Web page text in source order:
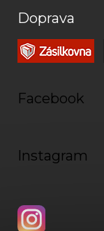
Doprava
Facebook
Instagram